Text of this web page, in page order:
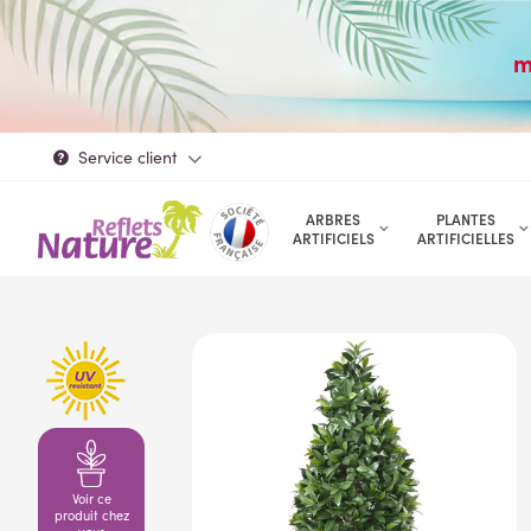
Service client
ARBRES
ARTIFICIELS
PLANTES
ARTIFICIELLES
Voir ce
produit chez